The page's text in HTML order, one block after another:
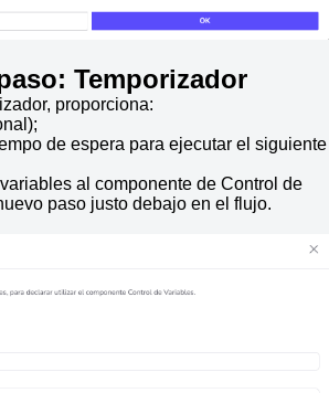
Temporizador
proporciona:
de espera para ejecutar el siguiente
al componente de Control de
paso justo debajo en el flujo.